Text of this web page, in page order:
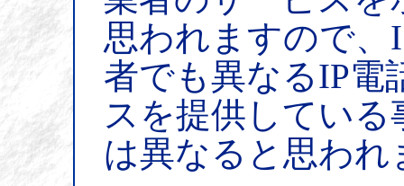
思われますので、
者でも異なるIP電
スを提供してい
は異なると思われ